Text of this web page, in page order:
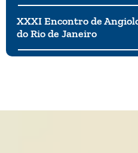
XXXI Encontro de
do Rio de Janeiro